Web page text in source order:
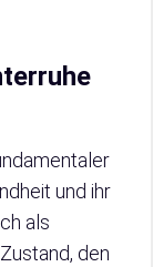
und ihr
als
den